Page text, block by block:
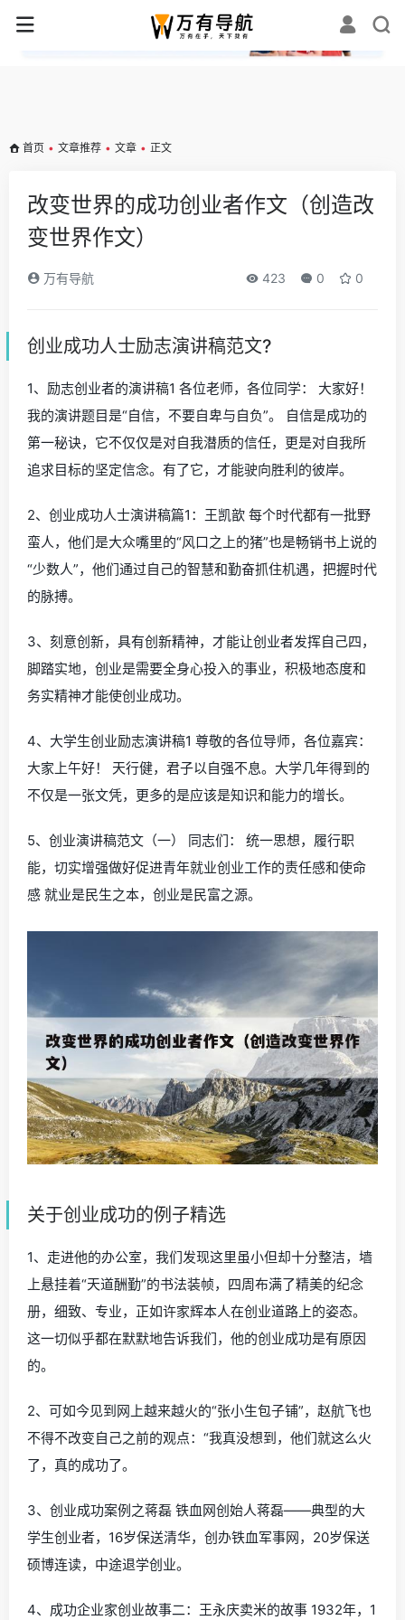
✕
首页 • 文章推荐 • 文章 • 正文
改变世界的成功创业者作文（创造改
变世界作文）
万有导航 423 0 0
创业成功人士励志演讲稿范文?
1、励志创业者的演讲稿1 各位老师，各位同学： 大家好！
我的演讲题目是“自信，不要自卑与自负”。 自信是成功的
第一秘诀，它不仅仅是对自我潜质的信任，更是对自我所
追求目标的坚定信念。有了它，才能驶向胜利的彼岸。
2、创业成功人士演讲稿篇1：王凯歆 每个时代都有一批野
蛮人，他们是大众嘴里的“风口之上的猪”也是畅销书上说的
“少数人”，他们通过自己的智慧和勤奋抓住机遇，把握时代
的脉搏。
3、刻意创新，具有创新精神，才能让创业者发挥自己四，
脚踏实地，创业是需要全身心投入的事业，积极地态度和
务实精神才能使创业成功。
4、大学生创业励志演讲稿1 尊敬的各位导师，各位嘉宾：
大家上午好！ 天行健，君子以自强不息。大学几年得到的
不仅是一张文凭，更多的是应该是知识和能力的增长。
5、创业演讲稿范文（一） 同志们： 统一思想，履行职
能，切实增强做好促进青年就业创业工作的责任感和使命
感 就业是民生之本，创业是民富之源。
关于创业成功的例子精选
1、走进他的办公室，我们发现这里虽小但却十分整洁，墙
上悬挂着“天道酬勤”的书法装帧，四周布满了精美的纪念
册，细致、专业，正如许家辉本人在创业道路上的姿态。
这一切似乎都在默默地告诉我们，他的创业成功是有原因
的。
2、可如今见到网上越来越火的“张小生包子铺”，赵航飞也
不得不改变自己之前的观点：“我真没想到，他们就这么火
了，真的成功了。
3、创业成功案例之蒋磊 铁血网创始人蒋磊——典型的大
学生创业者，16岁保送清华，创办铁血军事网，20岁保送
硕博连读，中途退学创业。
4、成功企业家创业故事二：王永庆卖米的故事 1932年，1